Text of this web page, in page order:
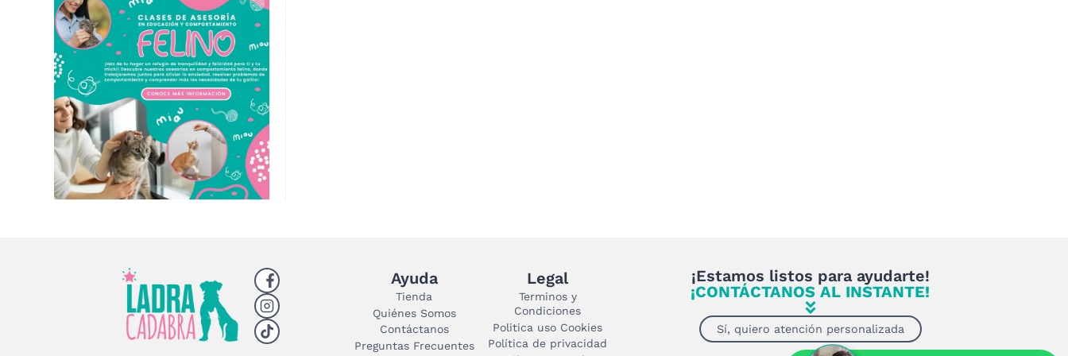
Ayuda
Tienda
Quiénes Somos
Contáctanos
Preguntas Frecuentes
Legal
Terminos y
Condiciones
Politica uso Cookies
Política de privacidad
¡Estamos listos para ayudarte!
¡CONTÁCTANOS AL INSTANTE!
Sí, quiero atención personalizada